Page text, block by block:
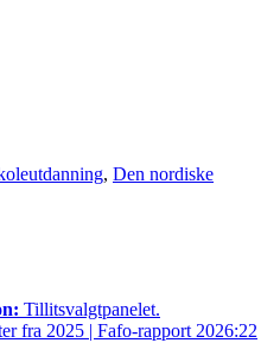
, Den nordiske
Tillitsvalgtpanelet.
fra 2025 | Fafo-rapport 2026:22